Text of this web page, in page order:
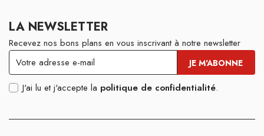
LA NEWSLETTER
Recevez nos bons plans en vous inscrivant à notre newsletter
J'ai lu et j'accepte la politique de confidentialité.